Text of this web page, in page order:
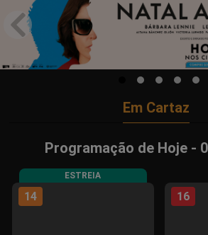
Em Cartaz
Programação de Hoje -
ESTREIA
14 16